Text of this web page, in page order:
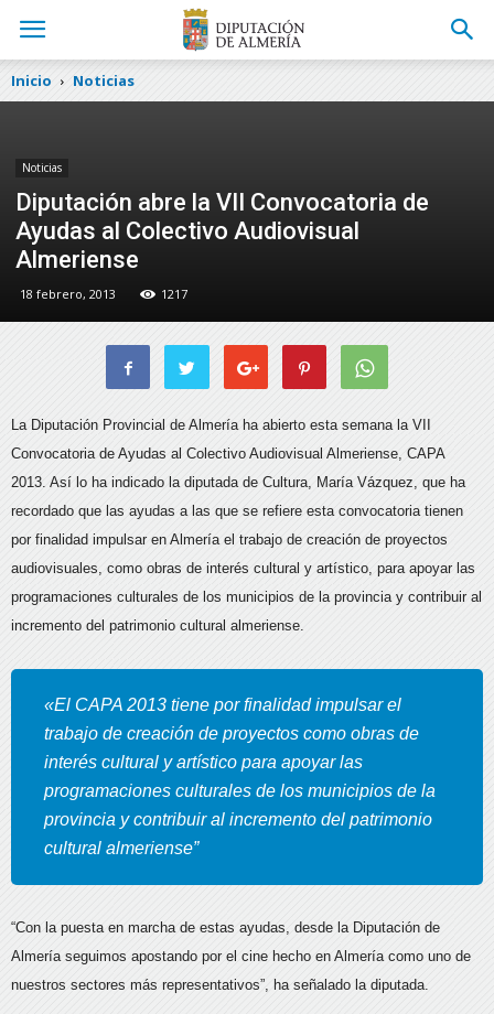
Inicio Noticias
Noticias
Diputación abre la VII Convocatoria de
Ayudas al Colectivo Audiovisual
Almeriense
18 febrero, 2013 1217
La Diputación Provincial de Almería ha abierto esta semana la VII
Convocatoria de Ayudas al Colectivo Audiovisual Almeriense, CAPA
2013. Así lo ha indicado la diputada de Cultura, María Vázquez, que ha
recordado que las ayudas a las que se refiere esta convocatoria tienen
por finalidad impulsar en Almería el trabajo de creación de proyectos
audiovisuales, como obras de interés cultural y artístico, para apoyar las
programaciones culturales de los municipios de la provincia y contribuir al
incremento del patrimonio cultural almeriense.
«El CAPA 2013 tiene por finalidad impulsar el
trabajo de creación de proyectos como obras de
interés cultural y artístico para apoyar las
programaciones culturales de los municipios de la
provincia y contribuir al incremento del patrimonio
cultural almeriense”
“Con la puesta en marcha de estas ayudas, desde la Diputación de
Almería seguimos apostando por el cine hecho en Almería como uno de
nuestros sectores más representativos”, ha señalado la diputada.